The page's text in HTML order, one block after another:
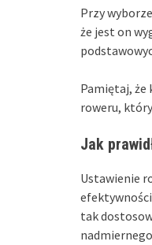
Przy
że jest on
Pamiętaj, że
roweru,
Jak
Ustawienie
tak